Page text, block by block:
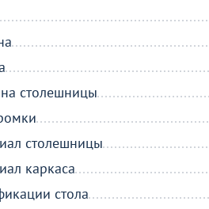
столешницы
столешницы
каркаса
стола